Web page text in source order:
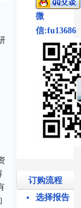
微
信:fu13686
订购流程
选择报告